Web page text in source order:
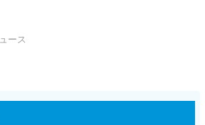
ース